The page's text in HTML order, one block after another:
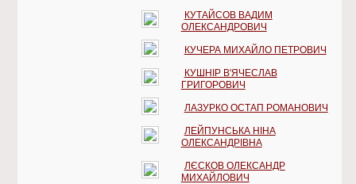
КУТАЙСОВ ВАДИМ
ОЛЕКСАНДРОВИЧ
КУЧЕРА МИХАЙЛО ПЕТРОВИЧ
КУШНІР В'ЯЧЕСЛАВ
ГРИГОРОВИЧ
ЛАЗУРКО ОСТАП РОМАНОВИЧ
ЛЕЙПУНСЬКА НІНА
ОЛЕКСАНДРІВНА
ЛЄСКОВ ОЛЕКСАНДР
МИХАЙЛОВИЧ